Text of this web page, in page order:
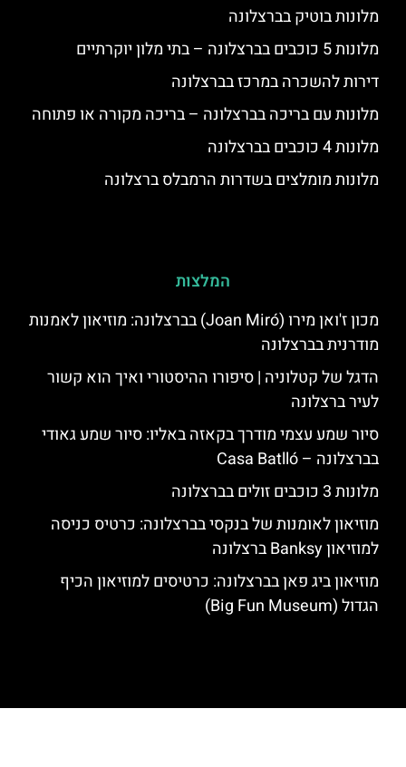
מלונות בוטיק בברצלונה
מלונות 5 כוכבים בברצלונה – בתי מלון יוקרתיים
דירות להשכרה במרכז בברצלונה
מלונות עם בריכה בברצלונה – בריכה מקורה או פתוחה
מלונות 4 כוכבים בברצלונה
מלונות מומלצים בשדרות הרמבלס ברצלונה
המלצות
מכון ז'ואן מירו (Joan Miró) בברצלונה: מוזיאון לאמנות
מודרנית בברצלונה
הדגל של קטלוניה | סיפורו ההיסטורי ואיך הוא קשור
לעיר ברצלונה
סיור שמע עצמי מודרך בקאזה באליו: סיור שמע גאודי
בברצלונה – Casa Batlló
מלונות 3 כוכבים זולים בברצלונה
מוזיאון לאומנות של בנקסי בברצלונה: כרטיס כניסה
למוזיאון Banksy ברצלונה
מוזיאון ביג פאן בברצלונה: כרטיסים למוזיאון הכיף
הגדול (Big Fun Museum)